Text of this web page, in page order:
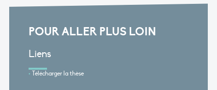
POUR ALLER PLUS LOIN
Liens
Télécharger la thèse